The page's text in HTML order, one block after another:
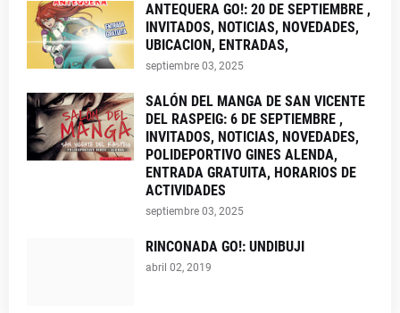
ANTEQUERA GO!: 20 DE SEPTIEMBRE ,
INVITADOS, NOTICIAS, NOVEDADES,
UBICACION, ENTRADAS,
septiembre 03, 2025
SALÓN DEL MANGA DE SAN VICENTE
DEL RASPEIG: 6 DE SEPTIEMBRE ,
INVITADOS, NOTICIAS, NOVEDADES,
POLIDEPORTIVO GINES ALENDA,
ENTRADA GRATUITA, HORARIOS DE
ACTIVIDADES
septiembre 03, 2025
RINCONADA GO!: UNDIBUJI
abril 02, 2019